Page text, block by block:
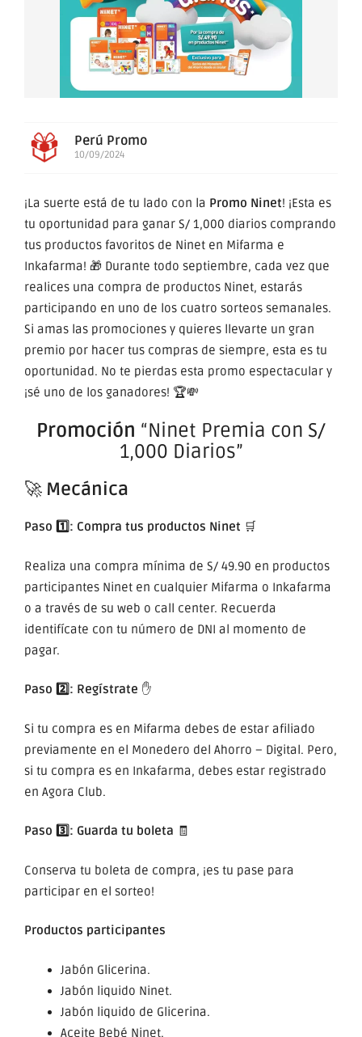
Perú Promo
10/09/2024
¡La suerte está de tu lado con la Promo Ninet! ¡Esta es
tu oportunidad para ganar S/ 1,000 diarios comprando
tus productos favoritos de Ninet en Mifarma e
Inkafarma! 🎁 Durante todo septiembre, cada vez que
realices una compra de productos Ninet, estarás
participando en uno de los cuatro sorteos semanales.
Si amas las promociones y quieres llevarte un gran
premio por hacer tus compras de siempre, esta es tu
oportunidad. No te pierdas esta promo espectacular y
¡sé uno de los ganadores! 🏆💸
Promoción “Ninet Premia con S/
1,000 Diarios”
🚀 Mecánica
Paso 1️⃣: Compra tus productos Ninet 🛒
Realiza una compra mínima de S/ 49.90 en productos
participantes Ninet en cualquier Mifarma o Inkafarma
o a través de su web o call center. Recuerda
identifícate con tu número de DNI al momento de
pagar.
Paso 2️⃣: Regístrate ✋
Si tu compra es en Mifarma debes de estar afiliado
previamente en el Monedero del Ahorro – Digital. Pero,
si tu compra es en Inkafarma, debes estar registrado
en Agora Club.
Paso 3️⃣: Guarda tu boleta 🧾
Conserva tu boleta de compra, ¡es tu pase para
participar en el sorteo!
Productos participantes
Jabón Glicerina.
Jabón liquido Ninet.
Jabón liquido de Glicerina.
Aceite Bebé Ninet.